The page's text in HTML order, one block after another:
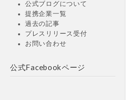
公式ブログについて
提携企業一覧
過去の記事
プレスリリース受付
お問い合わせ
公式Facebookページ